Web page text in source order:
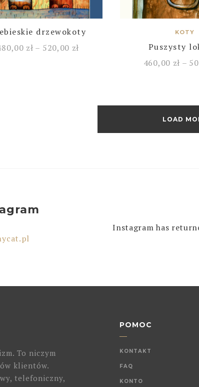
drzewokoty
zł – 520,00 zł
KOTY
Puszysty
460,00 zł –
LOAD
Instagram has
To niczym
klientów.
telefoniczny,
POMOC
KONTAKT
FAQ
KONTO